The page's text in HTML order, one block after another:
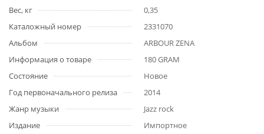
Вес, кг
0,35
Каталожный номер
2331070
Альбом
ARBOUR ZENA
Информация о товаре
180 GRAM
Состояние
Новое
Год первоначального релиза
2014
Жанр музыки
Jazz rock
Издание
Импортное